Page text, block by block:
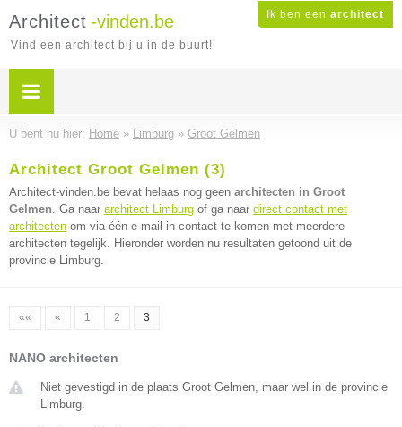
Ik ben een architect
Architect -vinden.be
Vind een architect bij u in de buurt!
U bent nu hier: Home » Limburg » Groot Gelmen
Architect Groot Gelmen (3)
Architect-vinden.be bevat helaas nog geen architecten in Groot
Gelmen. Ga naar architect Limburg of ga naar direct contact met
architecten om via één e-mail in contact te komen met meerdere
architecten tegelijk. Hieronder worden nu resultaten getoond uit de
provincie Limburg.
«« « 1 2 3
NANO architecten
Niet gevestigd in de plaats Groot Gelmen, maar wel in de provincie
Limburg.